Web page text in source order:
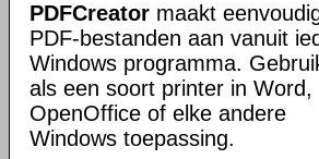
PDFCreator maakt
PDF-bestanden aan vanuit
Windows programma.
als een soort printer in Word,
OpenOffice of elke andere
Windows toepassing.